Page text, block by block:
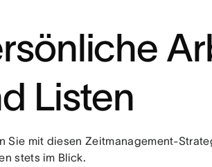
Listen
Sie mit diesen Zeitmanagement-
stets im Blick.